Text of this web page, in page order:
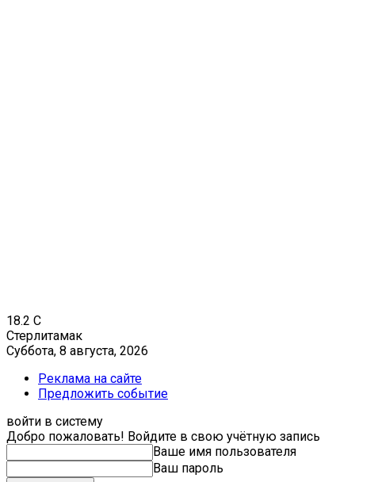
18.2 C
Стерлитамак
Суббота, 8 августа, 2026
Реклама на сайте
Предложить событие
войти в систему
Добро пожаловать! Войдите в свою учётную запись
Ваше имя пользователя
Ваш пароль